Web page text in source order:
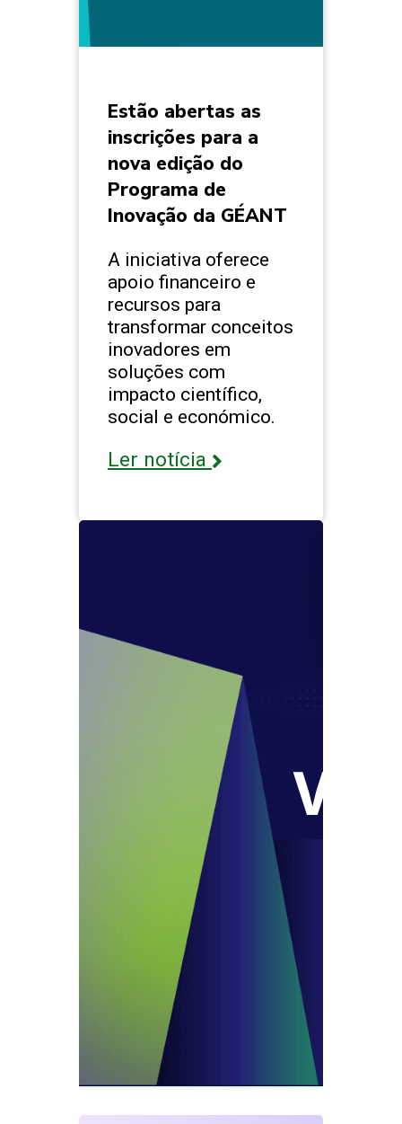
Estão abertas as
inscrições para a
nova edição do
Programa de
Inovação da GÉANT
A iniciativa oferece
apoio financeiro e
recursos para
transformar conceitos
inovadores em
soluções com
impacto científico,
social e económico.
Ler notícia